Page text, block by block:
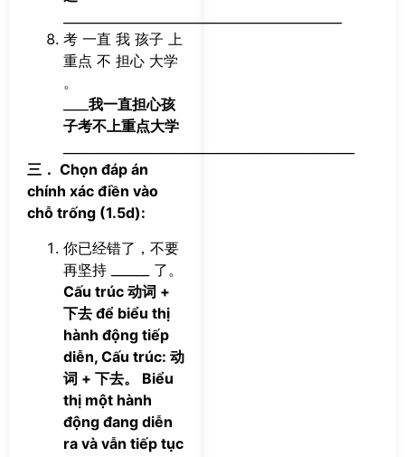
考 一直 我 孩子 上
重点 不 担心 大学
。
我一直担心孩
子考不上重点大学
三． Chọn đáp án
chính xác điền vào
chỗ trống (1.5d):
你已经错了，不要
再坚持 ______ 了。
Cấu trúc 动词 +
下去 để biểu thị
hành động tiếp
diễn, Cấu trúc: 动
词 + 下去。 Biểu
thị một hành
động đang diễn
ra và vẫn tiếp tục